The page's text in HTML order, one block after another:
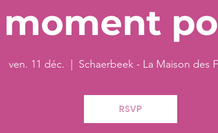
ven. 11 déc.
  |
Schaerbeek - La Maison des
RSVP